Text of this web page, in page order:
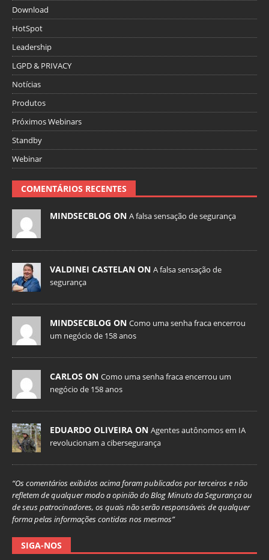
Download
HotSpot
Leadership
LGPD & PRIVACY
Notícias
Produtos
Próximos Webinars
Standby
Webinar
COMENTÁRIOS RECENTES
MINDSECBLOG ON A falsa sensação de segurança
VALDINEI CASTELAN ON A falsa sensação de
segurança
MINDSECBLOG ON Como uma senha fraca encerrou
um negócio de 158 anos
CARLOS ON Como uma senha fraca encerrou um
negócio de 158 anos
EDUARDO OLIVEIRA ON Agentes autônomos em IA
revolucionam a cibersegurança
“Os comentários exibidos acima foram publicados por terceiros e não
refletem de qualquer modo a opinião do Blog Minuto da Segurança ou
de seus patrocinadores, os quais não serão responsáveis de qualquer
forma pelas informações contidas nos mesmos”
SIGA-NOS